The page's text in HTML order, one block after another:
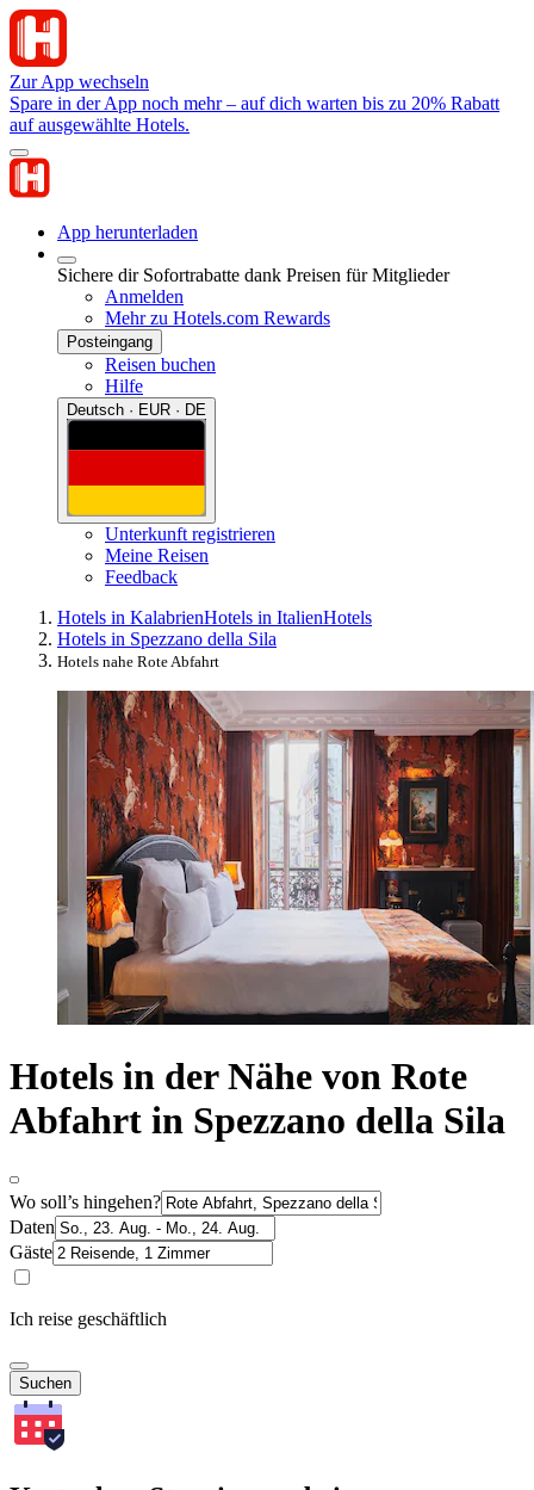
Zur App wechseln
Spare in der App noch mehr – auf dich warten bis zu 20% Rabatt
auf ausgewählte Hotels.
App herunterladen
Sichere dir Sofortrabatte dank Preisen für Mitglieder
Anmelden
Mehr zu Hotels.com Rewards
Posteingang
Reisen buchen
Hilfe
Deutsch · EUR · DE
Unterkunft registrieren
Meine Reisen
Feedback
Hotels in KalabrienHotels in ItalienHotels
Hotels in Spezzano della Sila
Hotels nahe Rote Abfahrt
Hotels in der Nähe von Rote
Abfahrt in Spezzano della Sila
Wo soll’s hingehen?
Daten
Gäste
Ich reise geschäftlich
Suchen